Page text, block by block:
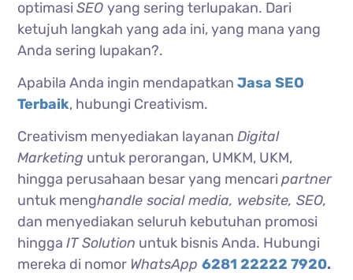
optimasiSEOyang sering terlupakan. Dari
ketujuh langkah yang ada ini, yang mana yang
Anda sering lupakan?.
Apabila Anda ingin mendapatkanJasa SEO
Terbaik, hubungi Creativism.
Creativism menyediakan layananDigital
Marketing untuk perorangan, UMKM, UKM,
hingga perusahaan besar yang mencaripartner
untuk menghandle social media, website, SEO,
dan menyediakan seluruh kebutuhan promosi
hinggaIT Solution untuk bisnis Anda. Hubungi
mereka di nomor WhatsApp6281 22222 7920.